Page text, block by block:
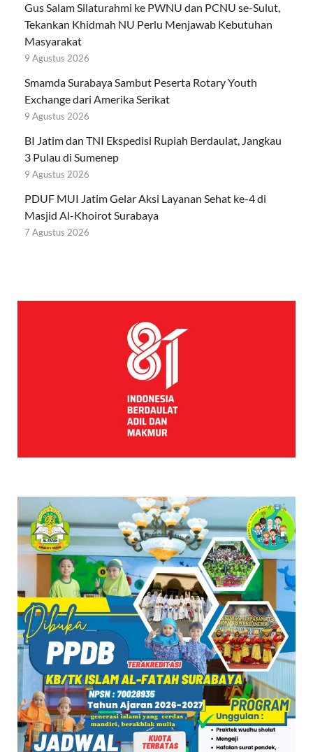
Gus Salam Silaturahmi ke PWNU dan PCNU se-Sulut,
Tekankan Khidmah NU Perlu Menjawab Kebutuhan
Masyarakat
9 Agustus 2026
Smamda Surabaya Sambut Peserta Rotary Youth
Exchange dari Amerika Serikat
9 Agustus 2026
BI Jatim dan TNI Ekspedisi Rupiah Berdaulat, Jangkau
3 Pulau di Sumenep
9 Agustus 2026
PDUF MUI Jatim Gelar Aksi Layanan Sehat ke-4 di
Masjid Al-Khoirot Surabaya
7 Agustus 2026